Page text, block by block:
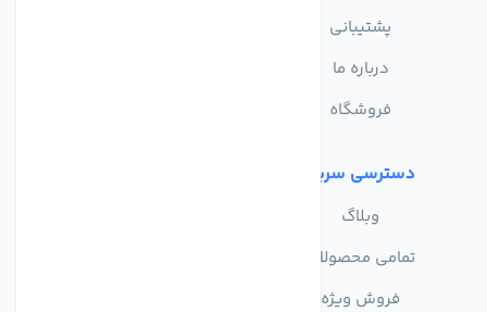
پشتیبانی
درباره ما
فروشگاه
دسترسی سریع
وبلاگ
تمامی محصولات
فروش ویژه